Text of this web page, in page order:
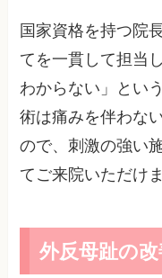
国家資格を持つ院
てを一貫して担当
わからない」とい
術は痛みを伴わな
ので、刺激の強い
てご来院いただけま
外反母趾の